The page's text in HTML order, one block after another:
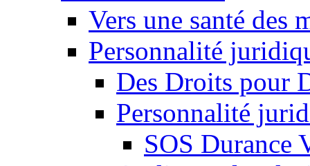
Vers une santé des
Personnalité
Des Droits pour
Personnalité
SOS Durance